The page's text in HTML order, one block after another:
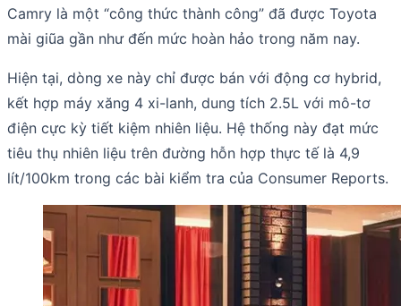
Camry là một “công thức thành công” đã được Toyota
mài giũa gần như đến mức hoàn hảo trong năm nay.
Hiện tại, dòng xe này chỉ được bán với động cơ hybrid,
kết hợp máy xăng 4 xi-lanh, dung tích 2.5L với mô-tơ
điện cực kỳ tiết kiệm nhiên liệu. Hệ thống này đạt mức
tiêu thụ nhiên liệu trên đường hỗn hợp thực tế là 4,9
lít/100km trong các bài kiểm tra của Consumer Reports.